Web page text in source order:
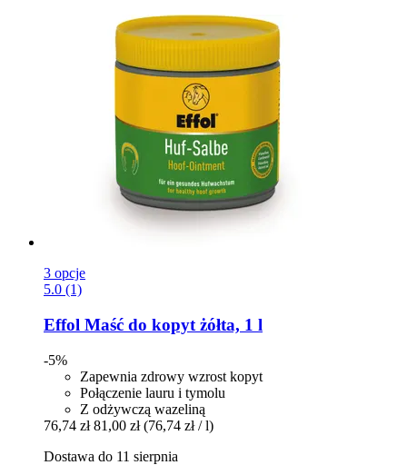
3 opcje
5.0 (1)
Effol Maść do kopyt żółta, 1 l
-5%
Zapewnia zdrowy wzrost kopyt
Połączenie lauru i tymolu
Z odżywczą wazeliną
76,74 zł 81,00 zł (76,74 zł / l)
Dostawa do 11 sierpnia